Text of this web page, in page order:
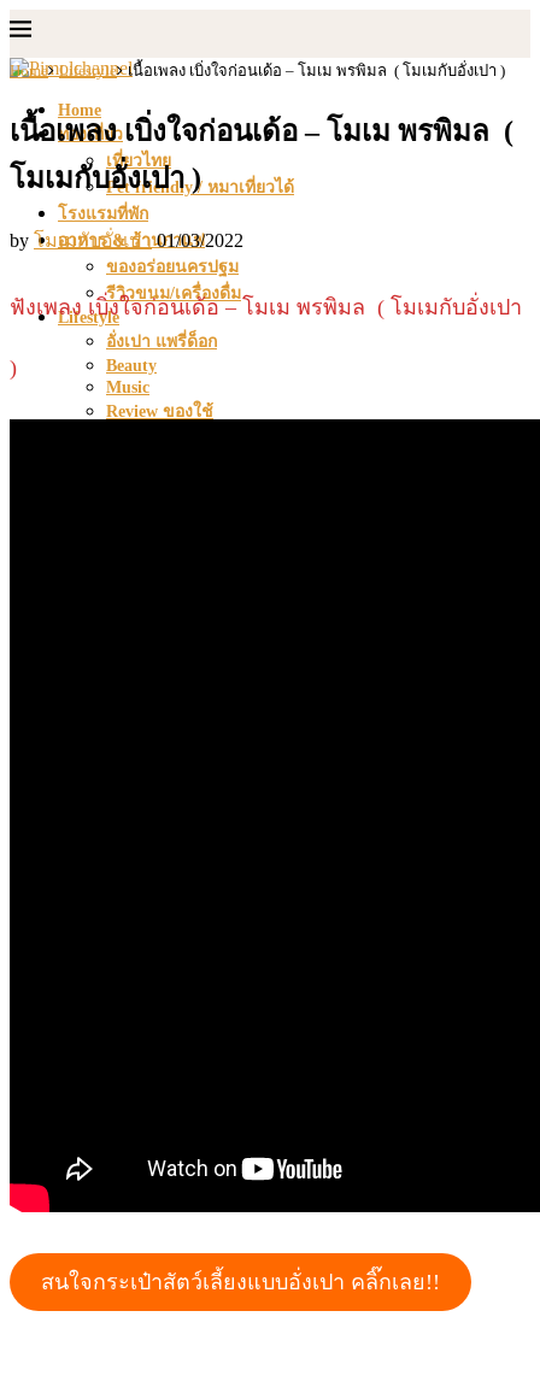
Home
ท่องเที่ยว
เที่ยวไทย
Pet friendly / หมาเที่ยวได้
โรงแรมที่พัก
อาหาร & ร้านกาแฟ
ของอร่อยนครปฐม
รีวิวขนม/เครื่องดื่ม
Lifestyle
อั่งเปา แพรี่ด็อก
Beauty
Music
Review ของใช้
Home Lifestyle เนื้อเพลง เบิ่งใจก่อนเด้อ – โมเม พรพิมล ( โมเมกับอั่งเปา )
เนื้อเพลง เบิ่งใจก่อนเด้อ – โมเม พรพิมล (
โมเมกับอั่งเปา )
by โมเมกับอั่งเปา 01/03/2022
ฟังเพลง เบิ่งใจก่อนเด้อ – โมเม พรพิมล ( โมเมกับอั่งเปา
)
สนใจกระเป๋าสัตว์เลี้ยงแบบอั่งเปา คลิ๊กเลย!!